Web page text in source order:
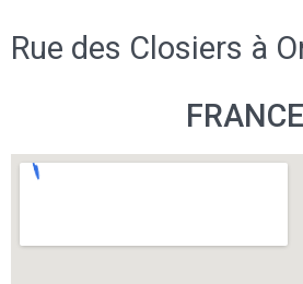
Rue des Closiers à
FRANCE